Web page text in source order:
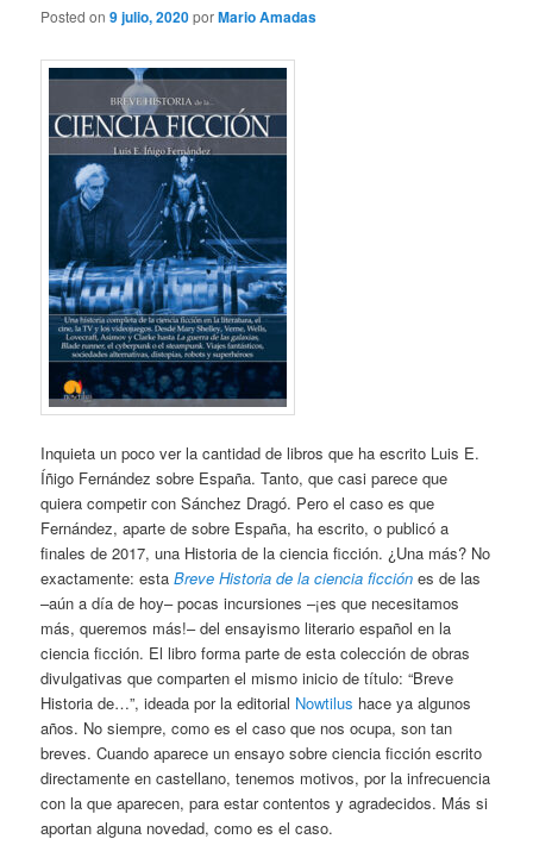
Posted on9 julio, 2020porMario Amadas
Inquieta un poco ver la cantidad de libros que ha escrito Luis E.
Íñigo Fernández sobre España. Tanto, que casi parece que
quiera competir con Sánchez Dragó. Pero el caso es que
Fernández, aparte de sobre España, ha escrito, o publicó a
finales de 2017, una Historia de la ciencia ficción. ¿Una más? No
exactamente: estaBreve Historia de la ciencia ficción es de las
–aún a día de hoy– pocas incursiones –¡es que necesitamos
más, queremos más!– del ensayismo literario español en la
ciencia ficción. El libro forma parte de esta colección de obras
divulgativas que comparten el mismo inicio de título: “Breve
Historia de…”, ideada por la editorial Nowtilus hace ya algunos
años. No siempre, como es el caso que nos ocupa, son tan
breves. Cuando aparece un ensayo sobre ciencia ficción escrito
directamente en castellano, tenemos motivos, por la infrecuencia
con la que aparecen, para estar contentos y agradecidos. Más si
aportan alguna novedad, como es el caso.